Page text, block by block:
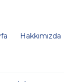
Hakkımızda